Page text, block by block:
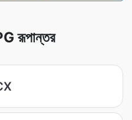
রূপান্তর